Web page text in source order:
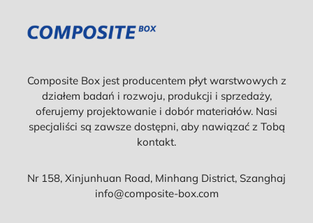
Composite Box jest producentem płyt warstwowych z
działem badań i rozwoju, produkcji i sprzedaży,
oferujemy projektowanie i dobór materiałów. Nasi
specjaliści są zawsze dostępni, aby nawiązać z Tobą
kontakt.
Nr 158, Xinjunhuan Road, Minhang District, Szanghaj
info@composite-box.com